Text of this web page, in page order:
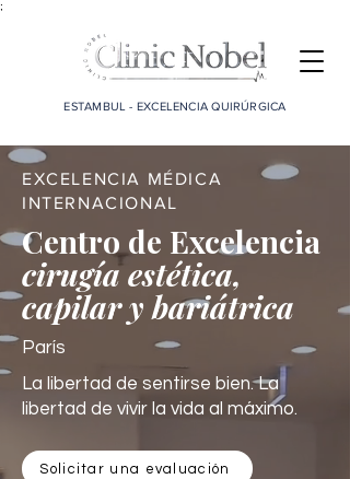
;
ESTAMBUL - EXCELENCIA QUIRÚRGICA
EXCELENCIA MÉDICA
INTERNACIONAL
Centro de Excelencia
cirugía estética,
capilar y bariátrica
París
La libertad de sentirse bien. La
libertad de vivir la vida al máximo.
Solicitar una evaluación